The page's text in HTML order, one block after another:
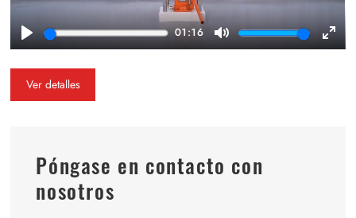
Play
01:16
Mute
Ver detalles
Póngase en contacto con
nosotros